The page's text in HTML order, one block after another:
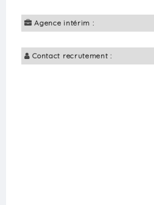
Agence intérim :
Contact recrutement :